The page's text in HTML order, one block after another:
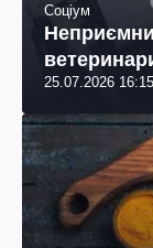
Соціум
25.07.2026 16:15